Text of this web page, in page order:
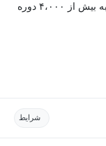
با خرید اشتراک مکتب‌پلاس، علاوه بر این دوره، به بیش از ۴،۰۰۰ دوره
شرایط